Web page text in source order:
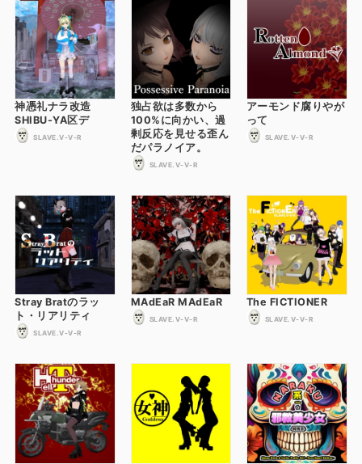
神憑礼ナラ改造
SHIBU-YA区デ
SLAVE.V-V-R
独占欲は多数から
100%に向かい、過
剰反応を見せる歪ん
だパラノイア。
SLAVE.V-V-R
アーモンド腐りやが
って
SLAVE.V-V-R
Stray Bratのラッ
ト・リアリティ
SLAVE.V-V-R
MAdEaR MAdEaR
SLAVE.V-V-R
The FICTIONER
SLAVE.V-V-R